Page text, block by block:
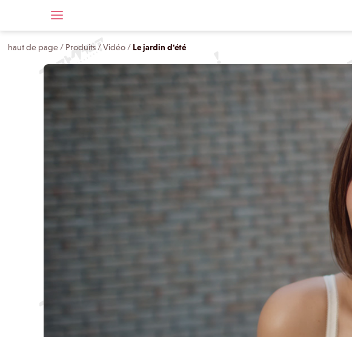
haut de page / Produits /Vidéo / Le jardin d'été